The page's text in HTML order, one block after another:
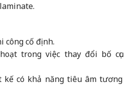
công cố định.
trong việc thay đổi bố cục
có khả năng tiêu âm tương